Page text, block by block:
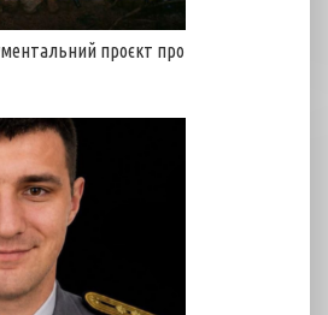
проєкт про